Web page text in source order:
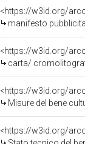
<https://w3id.org/
manifesto
<https://w3id.org/
carta/
<https://w3id.org/
Misure del bene
<https://w3id.org/